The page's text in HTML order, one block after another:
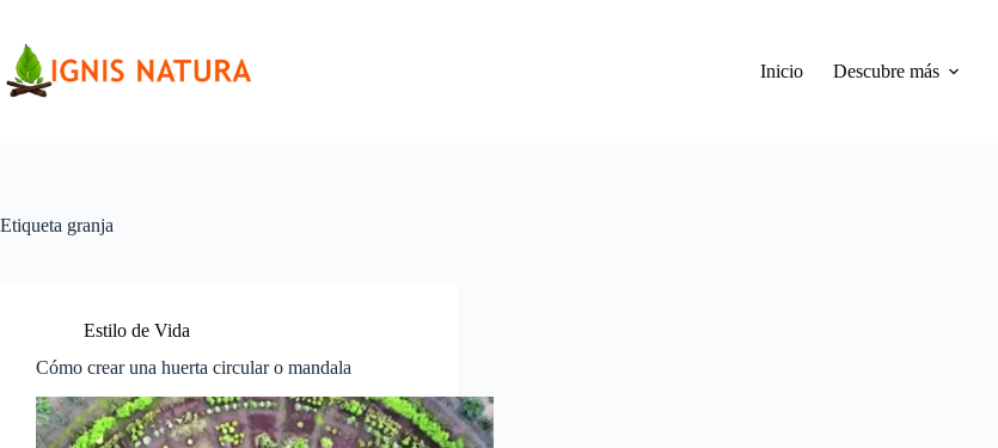
contenido
Inicio
Descubre más
Etiqueta granja
Estilo de Vida
Cómo crear una huerta circular o mandala